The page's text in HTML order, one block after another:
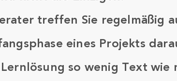
treffen Sie regelmäßig
eines Projekts
so wenig Text wie